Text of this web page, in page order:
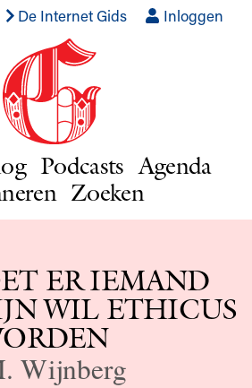
De Internet Gids Inloggen
Podcasts Agenda
Zoeken
ER IEMAND
WIL ETHICUS
Wijnberg